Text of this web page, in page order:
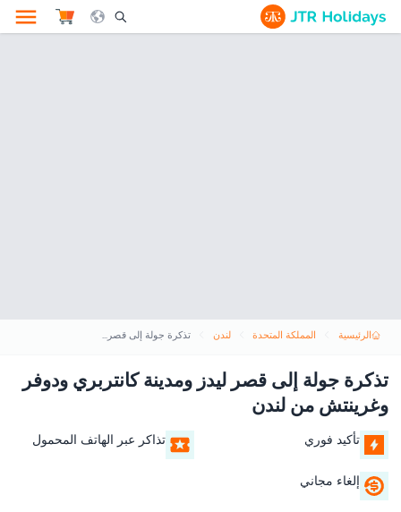
Search Opener Icon
الرئيسية المملكة المتحدة لندن تذكرة جولة إلى قصر ليدز ومدينة كانتربري ودوفر وغرينتش من لندن
تذكرة جولة إلى قصر ليدز ومدينة كانتربري ودوفر
وغرينتش من لندن
تأكيد فوري تذاكر عبر الهاتف المحمول
إلغاء مجاني